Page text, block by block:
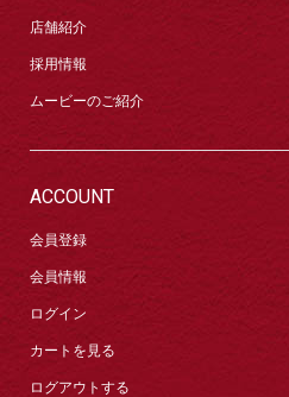
店舗紹介
採用情報
ムービーのご紹介
ACCOUNT
会員登録
会員情報
ログイン
カートを見る
ログアウトする